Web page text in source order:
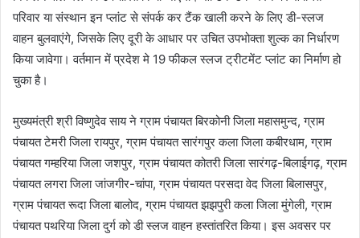
परिवार या संस्थान इन प्लांट से संपर्क कर टैंक खाली करने के लिए डी-स्लज
वाहन बुलवाएंगे, जिसके लिए दूरी के आधार पर उचित उपभोक्ता शुल्क का निर्धारण
किया जावेगा। वर्तमान में प्रदेश मे 19 फीकल स्लज ट्रीटमेंट प्लांट का निर्माण हो
चुका है।
मुख्यमंत्री श्री विष्णुदेव साय ने ग्राम पंचायत बिरकोनी जिला महासमुन्द, ग्राम
पंचायत टेमरी जिला रायपुर, ग्राम पंचायत सारंगपुर कला जिला कबीरधाम, ग्राम
पंचायत गम्हरिया जिला जशपुर, ग्राम पंचायत कोतरी जिला सारंगढ़-बिलाईगढ़, ग्राम
पंचायत लगरा जिला जांजगीर-चांपा, ग्राम पंचायत परसदा वेद जिला बिलासपुर,
ग्राम पंचायत रूदा जिला बालोद, ग्राम पंचायत झझपुरी कला जिला मुंगेली, ग्राम
पंचायत पथरिया जिला दुर्ग को डी स्लज वाहन हस्तांतरित किया। इस अवसर पर